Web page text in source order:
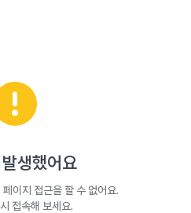
생했어요
이지 접근을 할 수 없어요.
접속해 보세요.